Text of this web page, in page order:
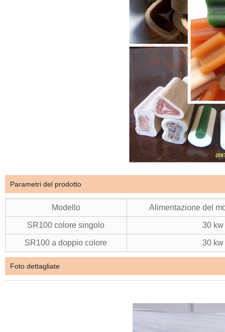
Parametri del prodotto
Modello Alimentazione del
SR100 colore singolo 30 kw
SR100 a doppio colore 30 kw
Foto dettagliate